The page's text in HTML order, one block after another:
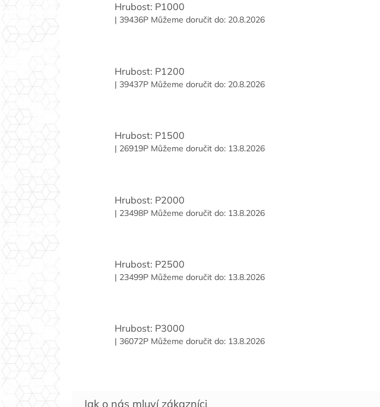
Hrubost: P1000
| 39436P Můžeme doručit do: 20.8.2026
Hrubost: P1200
| 39437P Můžeme doručit do: 20.8.2026
Hrubost: P1500
| 26919P Můžeme doručit do: 13.8.2026
Hrubost: P2000
| 23498P Můžeme doručit do: 13.8.2026
Hrubost: P2500
| 23499P Můžeme doručit do: 13.8.2026
Hrubost: P3000
| 36072P Můžeme doručit do: 13.8.2026